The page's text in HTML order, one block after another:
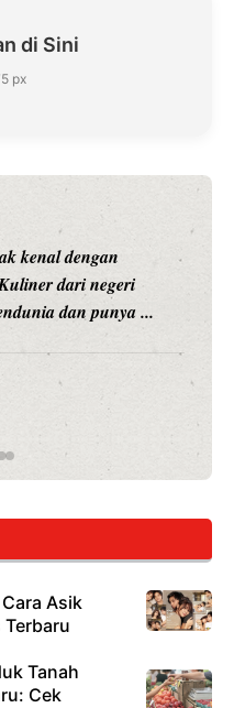
di Sini
px
nama besar di dunia
Vicky Prasetyo, kini
...
Prasetyo Buka Restoran
Asik
Tanah
Cek